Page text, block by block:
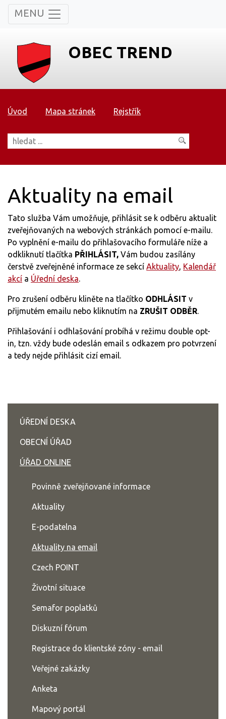
MENU
OBEC TREND
Úvod Mapa stránek Rejstřík
Aktuality na email
Tato služba Vám umožňuje, přihlásit se k odběru aktualit
zveřejňovaných na webových stránkách pomocí e-mailu.
Po vyplnění e-mailu do přihlašovacího formuláře níže a
odkliknutí tlačítka PŘIHLÁSIT, Vám budou zasílány
čerstvě zveřejněné informace ze sekcí Aktuality, Kalendář
akcí a Úřední deska.
Pro zrušení odběru kliněte na tlačítko ODHLÁSIT v
přijmutém emailu nebo kliknutím na ZRUŠIT ODBĚR.
Přihlašování i odhlašování probíhá v režimu double opt-
in, tzn. vždy bude odeslán email s odkazem pro potvrzení
a tedy nejde přihlásit cizí email.
ÚŘEDNÍ DESKA
OBECNÍ ÚŘAD
ÚŘAD ONLINE
Povinně zveřejňované informace
Aktuality
E-podatelna
Aktuality na email
Czech POINT
Životní situace
Semafor poplatků
Diskuzní fórum
Registrace do klientské zóny - email
Veřejné zakázky
Anketa
Mapový portál